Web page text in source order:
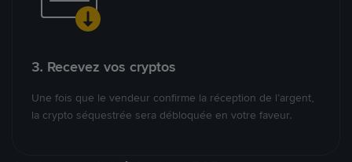
3. Recevez vos cryptos
Une fois que le vendeur confirme la réception de l’argent,
la crypto séquestrée sera débloquée en votre faveur.